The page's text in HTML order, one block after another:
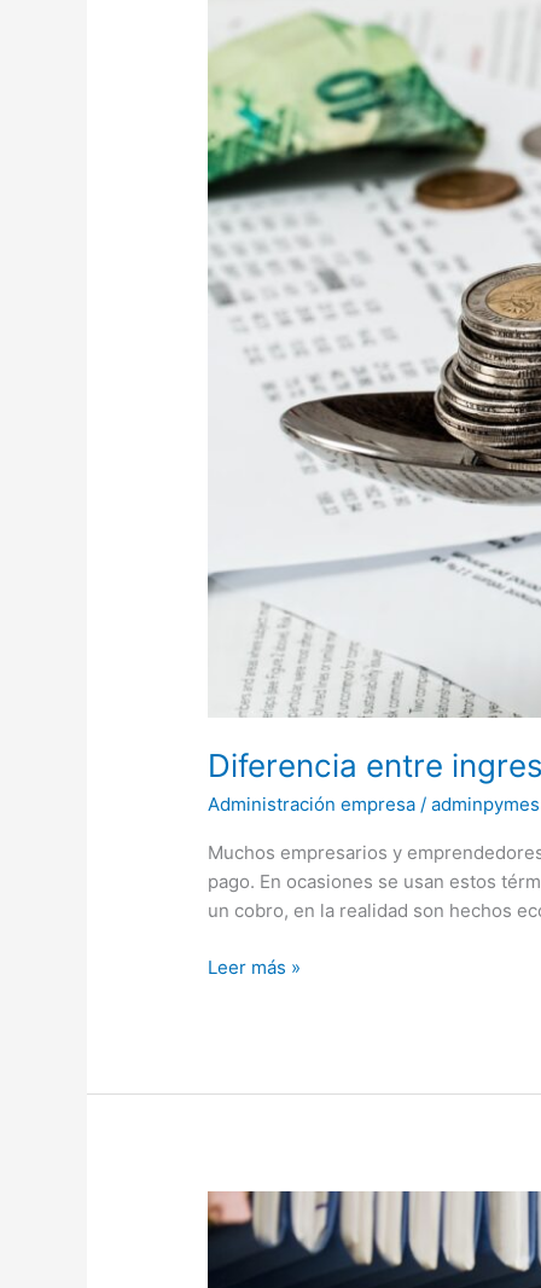
Diferencia entre
Administración empresa /adminpymes
Muchos empresarios y
pago. En ocasiones se usan estos
un cobro, en la realidad son hechos
gasto
pago
Leer más »
¿Por
qué